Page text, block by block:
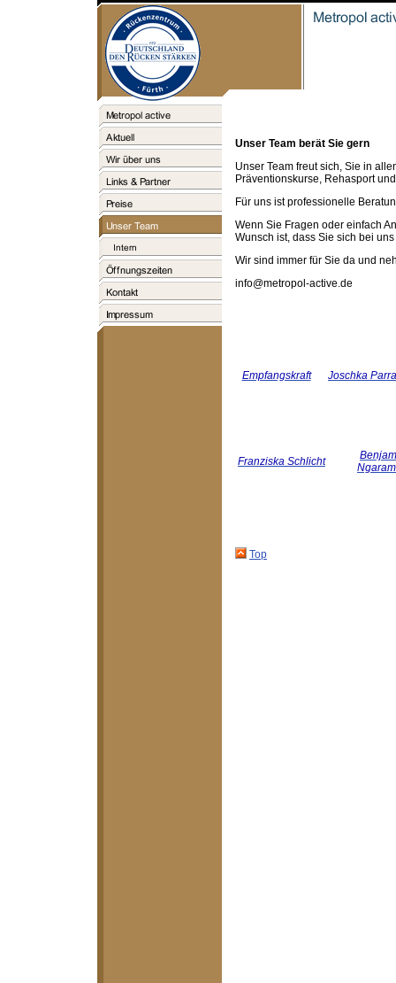
Unser Team berät Sie gern
Unser Team freut sich, Sie in
Präventionskurse, Rehasport
Für uns ist professionelle
Wenn Sie Fragen oder einfach
Wunsch ist, dass Sie sich bei
Wir sind immer für Sie da und
info@metropol-active.de
Empfangskraft Joschka
Franziska Schlicht
Top